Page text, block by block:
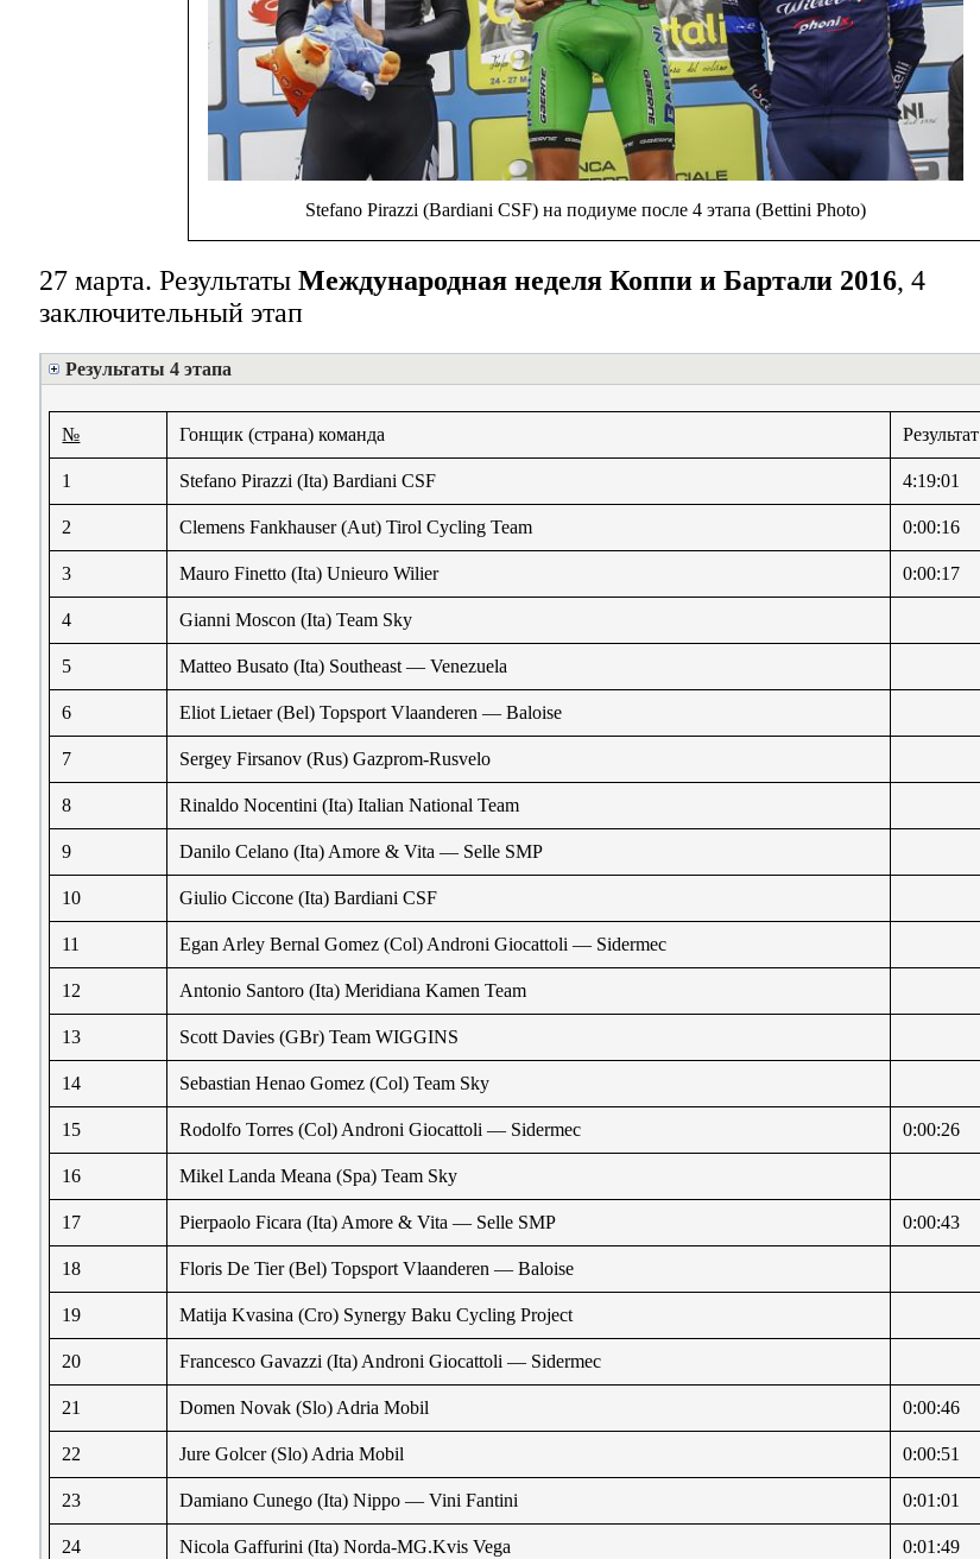
Stefano Pirazzi (Bardiani CSF) на подиуме после 4 этапа (Bettini Photo)
27 марта. РезультатыМеждународная неделя Коппи и Бартали 2016, 4
заключительный этап
Результаты 4 этапа
№ Гонщик (страна) команда Результат
1 Stefano Pirazzi (Ita) Bardiani CSF 4:19:01
2 Clemens Fankhauser (Aut) Tirol Cycling Team 0:00:16
3 Mauro Finetto (Ita) Unieuro Wilier 0:00:17
4 Gianni Moscon (Ita) Team Sky
5 Matteo Busato (Ita) Southeast — Venezuela
6 Eliot Lietaer (Bel) Topsport Vlaanderen — Baloise
7 Sergey Firsanov (Rus) Gazprom-Rusvelo
8 Rinaldo Nocentini (Ita) Italian National Team
9 Danilo Celano (Ita) Amore & Vita — Selle SMP
10 Giulio Ciccone (Ita) Bardiani CSF
11 Egan Arley Bernal Gomez (Col) Androni Giocattoli — Sidermec
12 Antonio Santoro (Ita) Meridiana Kamen Team
13 Scott Davies (GBr) Team WIGGINS
14 Sebastian Henao Gomez (Col) Team Sky
15 Rodolfo Torres (Col) Androni Giocattoli — Sidermec 0:00:26
16 Mikel Landa Meana (Spa) Team Sky
17 Pierpaolo Ficara (Ita) Amore & Vita — Selle SMP 0:00:43
18 Floris De Tier (Bel) Topsport Vlaanderen — Baloise
19 Matija Kvasina (Cro) Synergy Baku Cycling Project
20 Francesco Gavazzi (Ita) Androni Giocattoli — Sidermec
21 Domen Novak (Slo) Adria Mobil 0:00:46
22 Jure Golcer (Slo) Adria Mobil 0:00:51
23 Damiano Cunego (Ita) Nippo — Vini Fantini 0:01:01
24 Nicola Gaffurini (Ita) Norda-MG.Kvis Vega 0:01:49